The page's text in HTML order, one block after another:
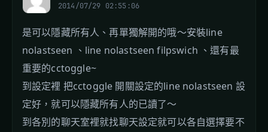
2014/07/29 02:55:06
是可以隱藏所有人、再單獨解開的哦～安裝line
nolastseen 、line nolastseen filpswich 、還有最
重要的cctoggle~
到設定裡 把cctoggle 開關設定的line nolastseen 設
定好，就可以隱藏所有人的已讀了～
到各別的聊天室裡就找聊天設定就可以各自選擇要不